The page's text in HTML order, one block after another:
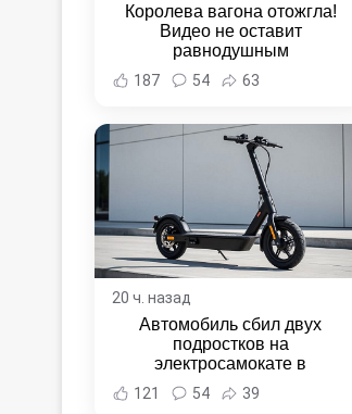
Королева вагона отожгла!
Видео не оставит
равнодушным
187 54 63
20 ч. назад
Автомобиль сбил двух
подростков на
электросамокате в
Комсомольске-на-Амуре -
Новости Хабаровска и
121 54 39